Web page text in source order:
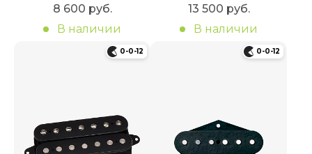
8 600 руб.
В наличии
13 500 руб.
В наличии
0-0-12 0-0-12